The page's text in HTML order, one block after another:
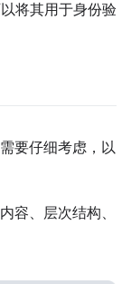
将其用于身份验
要仔细考虑，以
容、层次结构、